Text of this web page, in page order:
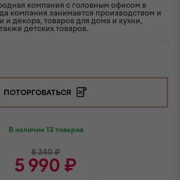
компания с головным офисом в
компания занимается производством и
и декора, товаров для дома и кухни,
детских товаров.
ПОТОРГОВАТЬСЯ
В наличии 13 товаров
8 340₽
5 990 ₽